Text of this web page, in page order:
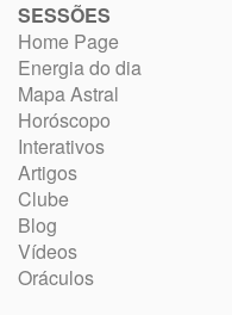
SESSÕES
Home Page
Energia do dia
Mapa Astral
Horóscopo
Interativos
Artigos
Clube
Blog
Vídeos
Oráculos